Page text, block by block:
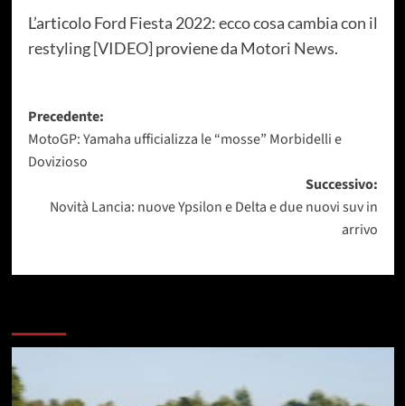
L’articoloFord Fiesta 2022: ecco cosa cambia con il
restyling [VIDEO]proviene da Motori News.
Navigazione
articolo
Precedente:
MotoGP: Yamaha ufficializza le “mosse” Morbidelli e
Dovizioso
Successivo:
Novità Lancia: nuove Ypsilon e Delta e due nuovi suv in
arrivo